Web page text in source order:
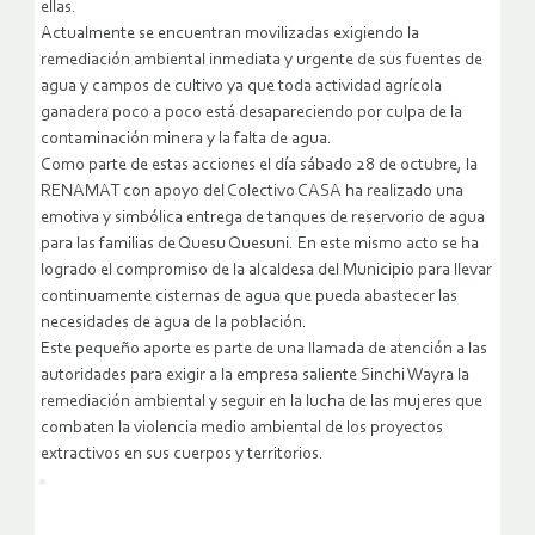
ellas.
Actualmente se encuentran movilizadas exigiendo la
remediación ambiental inmediata y urgente de sus fuentes de
agua y campos de cultivo ya que toda actividad agrícola
ganadera poco a poco está desapareciendo por culpa de la
contaminación minera y la falta de agua.
Como parte de estas acciones el día sábado 28 de octubre, la
RENAMAT con apoyo del Colectivo CASA ha realizado una
emotiva y simbólica entrega de tanques de reservorio de agua
para las familias de Quesu Quesuni. En este mismo acto se ha
logrado el compromiso de la alcaldesa del Municipio para llevar
continuamente cisternas de agua que pueda abastecer las
necesidades de agua de la población.
Este pequeño aporte es parte de una llamada de atención a las
autoridades para exigir a la empresa saliente Sinchi Wayra la
remediación ambiental y seguir en la lucha de las mujeres que
combaten la violencia medio ambiental de los proyectos
extractivos en sus cuerpos y territorios.